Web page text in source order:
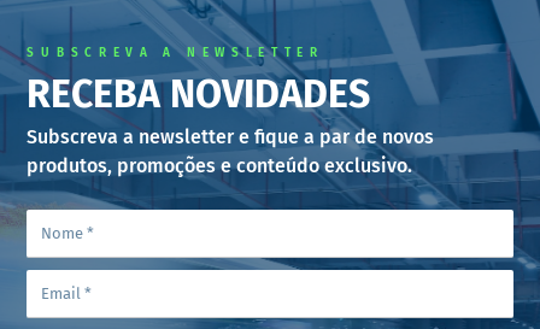
SUBSCREVA A NEWSLETTER
RECEBA NOVIDADES
Subscreva a newsletter e fique a par de novos
produtos, promoções e conteúdo exclusivo.